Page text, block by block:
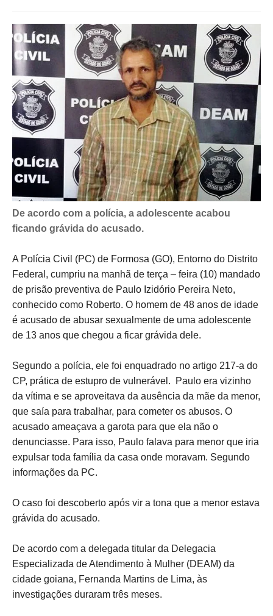
De acordo com a polícia, a adolescente acabou
ficando grávida do acusado.
A Polícia Civil (PC) de Formosa (GO), Entorno do Distrito
Federal, cumpriu na manhã de terça – feira (10) mandado
de prisão preventiva de Paulo Izidório Pereira Neto,
conhecido como Roberto. O homem de 48 anos de idade
é acusado de abusar sexualmente de uma adolescente
de 13 anos que chegou a ficar grávida dele.
Segundo a polícia, ele foi enquadrado no artigo 217-a do
CP, prática de estupro de vulnerável. Paulo era vizinho
da vítima e se aproveitava da ausência da mãe da menor,
que saía para trabalhar, para cometer os abusos. O
acusado ameaçava a garota para que ela não o
denunciasse. Para isso, Paulo falava para menor que iria
expulsar toda família da casa onde moravam. Segundo
informações da PC.
O caso foi descoberto após vir a tona que a menor estava
grávida do acusado.
De acordo com a delegada titular da Delegacia
Especializada de Atendimento à Mulher (DEAM) da
cidade goiana, Fernanda Martins de Lima, às
investigações duraram três meses.